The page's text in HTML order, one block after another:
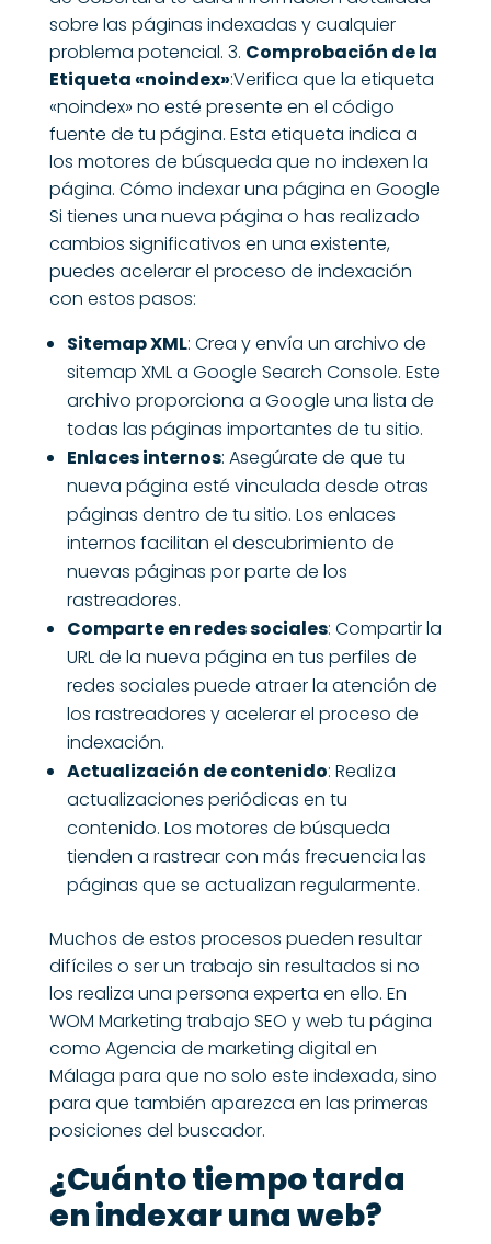
sobre las páginas indexadas y cualquier
problema potencial. 3. Comprobación de la
Etiqueta «noindex»:Verifica que la etiqueta
«noindex» no esté presente en el código
fuente de tu página. Esta etiqueta indica a
los motores de búsqueda que no indexen la
página. Cómo indexar una página en Google
Si tienes una nueva página o has realizado
cambios significativos en una existente,
puedes acelerar el proceso de indexación
con estos pasos:
Sitemap XML: Crea y envía un archivo de
sitemap XML a Google Search Console. Este
archivo proporciona a Google una lista de
todas las páginas importantes de tu sitio.
Enlaces internos: Asegúrate de que tu
nueva página esté vinculada desde otras
páginas dentro de tu sitio. Los enlaces
internos facilitan el descubrimiento de
nuevas páginas por parte de los
rastreadores.
Comparte en redes sociales: Compartir la
URL de la nueva página en tus perfiles de
redes sociales puede atraer la atención de
los rastreadores y acelerar el proceso de
indexación.
Actualización de contenido: Realiza
actualizaciones periódicas en tu
contenido. Los motores de búsqueda
tienden a rastrear con más frecuencia las
páginas que se actualizan regularmente.
Muchos de estos procesos pueden resultar
difíciles o ser un trabajo sin resultados si no
los realiza una persona experta en ello. En
WOM Marketing trabajo SEO y web tu página
como Agencia de marketing digital en
Málaga para que no solo este indexada, sino
para que también aparezca en las primeras
posiciones del buscador.
¿Cuánto tiempo tarda
en indexar una web?